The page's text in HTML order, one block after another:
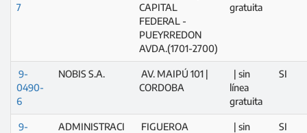
7
CAPITAL
FEDERAL -
PUEYRREDON
AVDA.(1701-2700)
gratuita
9-
0490-
6
NOBIS S.A.
AV. MAIPÚ 101 |
CORDOBA
| sin
línea
gratuita
SI
9-
ADMINISTRACI
FIGUEROA
| sin
SI